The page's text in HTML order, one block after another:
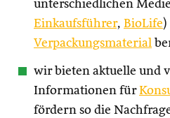
unterschiedlichen
Einkaufsführer, BioLife
Verpackungsmaterial
wir bieten aktuelle und
Informationen für
fördern so die